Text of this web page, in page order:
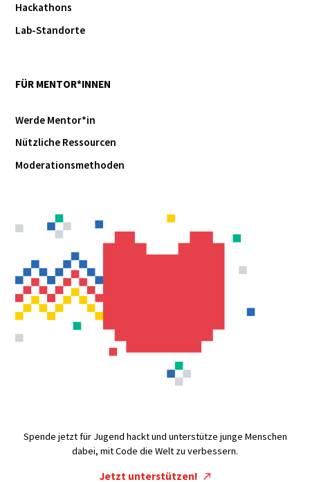
Hackathons
Lab-Standorte
FÜR MENTOR*INNEN
Werde Mentor*in
Nützliche Ressourcen
Moderationsmethoden
Spende jetzt für Jugend hackt und unterstütze junge Menschen
dabei, mit Code die Welt zu verbessern.
Jetzt unterstützen!